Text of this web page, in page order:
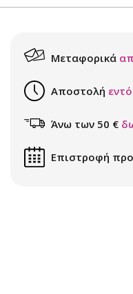
Μεταφορικά
Αποστολή
Άνω των 50 €
Επιστροφή